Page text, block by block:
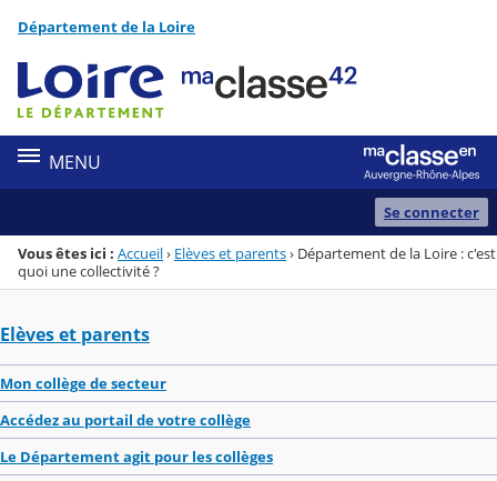
Menu de la rubrique
Contenu
Département de la Loire
MENU
Se connecter
Vous êtes ici : Accueil› Elèves et parents› Département de la Loire : c'est
quoi une collectivité ?
Elèves et parents
Mon collège de secteur
Accédez au portail de votre collège
Le Département agit pour les collèges